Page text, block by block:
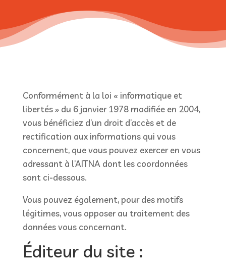
Conformément à la loi « informatique et
libertés » du 6 janvier 1978 modifiée en 2004,
vous bénéficiez d’un droit d’accès et de
rectification aux informations qui vous
concernent, que vous pouvez exercer en vous
adressant à l’AITNA dont les coordonnées
sont ci-dessous.
Vous pouvez également, pour des motifs
légitimes, vous opposer au traitement des
données vous concernant.
Éditeur du site :